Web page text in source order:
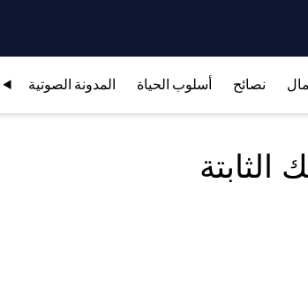
نصائح أسلوب الحياة المدونة الصوتية